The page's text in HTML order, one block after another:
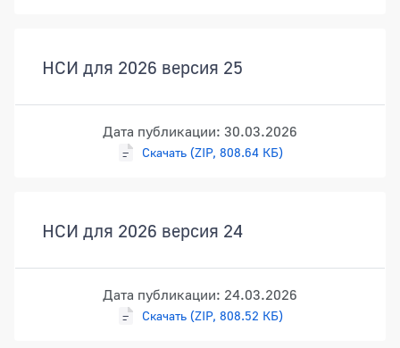
НСИ для 2026 версия 25
Дата публикации: 30.03.2026
Скачать (ZIP, 808.64 КБ)
НСИ для 2026 версия 24
Дата публикации: 24.03.2026
Скачать (ZIP, 808.52 КБ)